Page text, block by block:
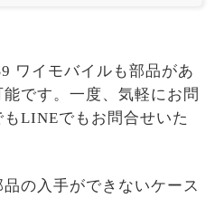
ワイモバイルも部品があ
です。一度、気軽にお問
LINEでもお問合せいた
の入手ができないケース